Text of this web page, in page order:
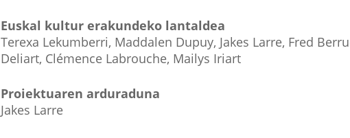
Euskal kultur erakundeko lantaldea
Terexa Lekumberri, Maddalen Dupuy, Jakes Larre, Fred
Deliart, Clémence Labrouche, Mailys Iriart
Proiektuaren arduraduna
Jakes Larre